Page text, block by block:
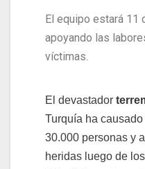
El equipo estará 11
apoyando las
víctimas.
El devastador
Turquía ha
30.000 personas y
heridas luego de